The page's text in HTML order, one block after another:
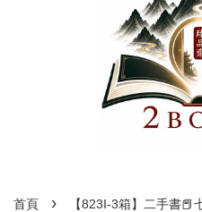
首頁 ›
【823I-3箱】二手書